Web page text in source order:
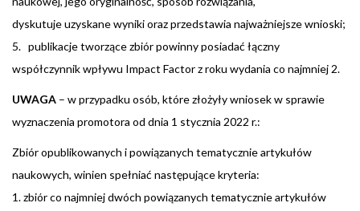
dyskutuje uzyskane wyniki oraz przedstawia najważniejsze wnioski;
5. publikacje tworzące zbiór powinny posiadać łączny
współczynnik wpływu Impact Factor z roku wydania co najmniej 2.
UWAGA – w przypadku osób, które złożyły wniosek w sprawie
wyznaczenia promotora od dnia 1 stycznia 2022 r.:
Zbiór opublikowanych i powiązanych tematycznie artykułów
naukowych, winien spełniać następujące kryteria:
1. zbiór co najmniej dwóch powiązanych tematycznie artykułów